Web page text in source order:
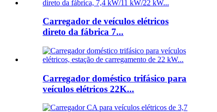
Carregador de veículos elétricos
direto da fábrica 7...
Carregador doméstico trifásico para
veículos elétricos 22K...